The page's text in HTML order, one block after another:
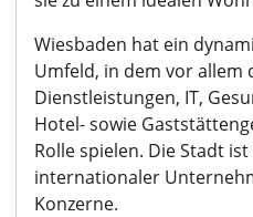
Wiesbaden hat ein
Umfeld, in dem vor allem
Dienstleistungen, IT,
Hotel- sowie
Rolle spielen. Die Stadt
internationaler
Konzerne.